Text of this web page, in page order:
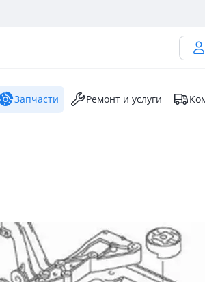
Запчасти Ремонт и услуги